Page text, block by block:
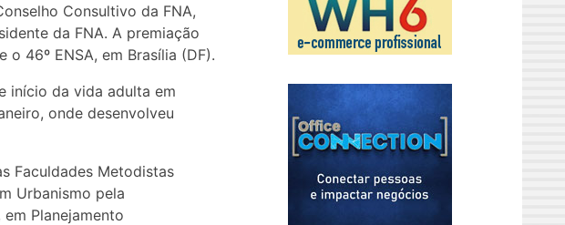
Consultivo da FNA,
da FNA. A premiação
46º ENSA, em Brasília (DF).
início da vida adulta em
onde desenvolveu
Faculdades Metodistas
Urbanismo pela
Planejamento